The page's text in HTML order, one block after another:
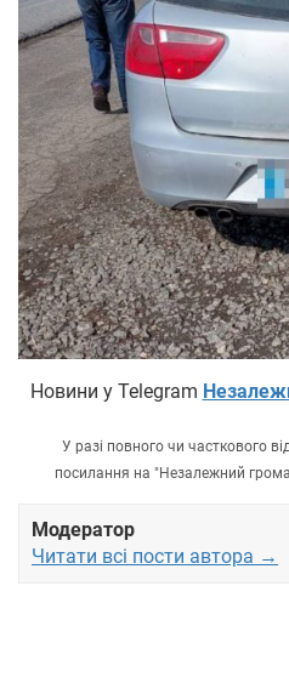
Новини у Telegram
У разі повного чи часткового
посилання на "Незалежний
Модератор
Читати всі пости автора →